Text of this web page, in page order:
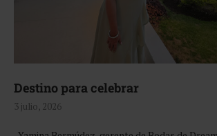
Destino para celebrar
3 julio, 2026